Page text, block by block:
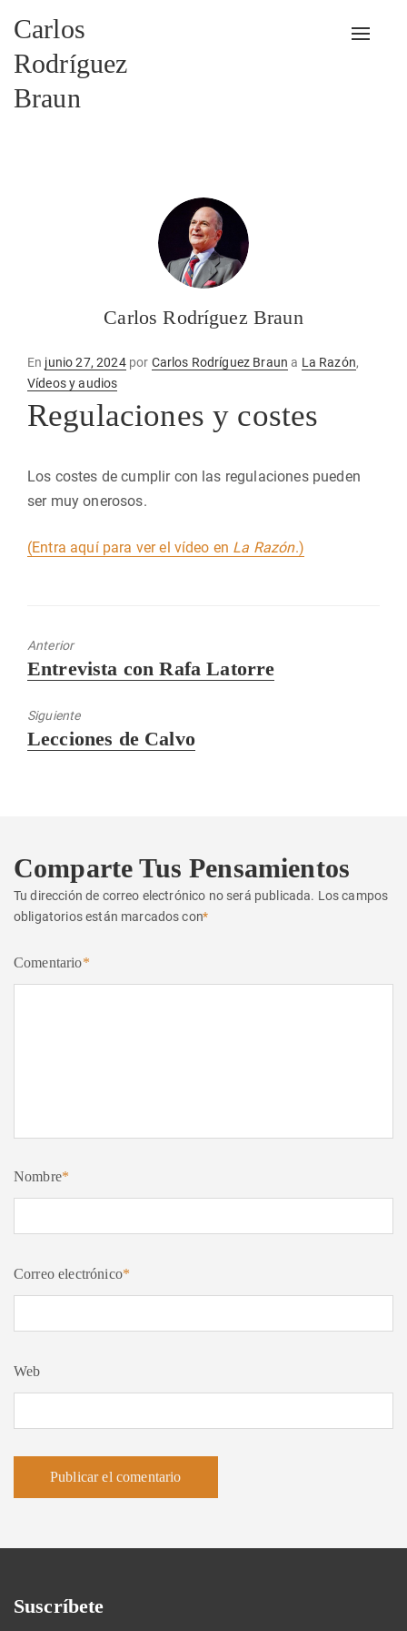
Carlos
Rodríguez
Braun
Carlos Rodríguez Braun
En Publicado
en
junio 27, 2024por Carlos Rodríguez Braun a La Razón,
Vídeos y audios
Regulaciones y costes
Los costes de cumplir con las regulaciones pueden
ser muy onerosos.
(Entra aquí para ver el vídeo en La Razón.)
Anterior
Entrada
Entrevista con Rafa Latorre
Siguiente
Entrada
Lecciones de Calvo
Comparte Tus Pensamientos
Tu dirección de correo electrónico no será publicada. Los campos
obligatorios están marcados con*
Comentario*
Nombre*
Correo electrónico*
Web
Suscríbete